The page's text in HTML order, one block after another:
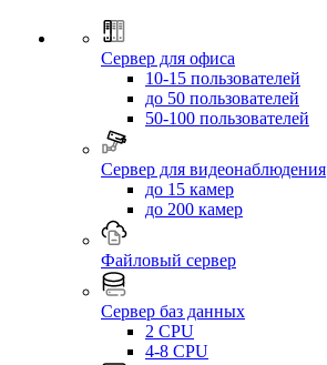
Сервер для офиса
10-15 пользователей
до 50 пользователей
50-100 пользователей
Сервер для видеонаблюдения
до 15 камер
до 200 камер
Файловый сервер
Сервер баз данных
2 CPU
4-8 CPU